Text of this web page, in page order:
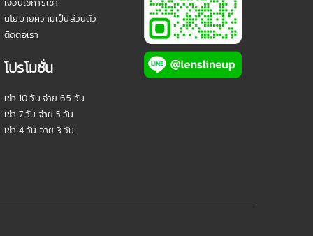
เงื่อนไขการเช่า
นโยบายความเป็นส่วนตัว
ติดต่อเรา
โปรโมชั่น
เช่า 10 วัน จ่าย 6.5 วัน
เช่า 7 วัน จ่าย 5 วัน
เช่า 4 วัน จ่าย 3 วัน